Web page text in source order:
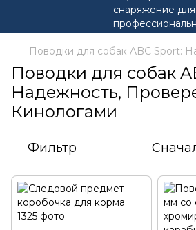
Поводки для собак ABC Sport:
Поводки для собак
Надежность,
Кинологами
Фильтр